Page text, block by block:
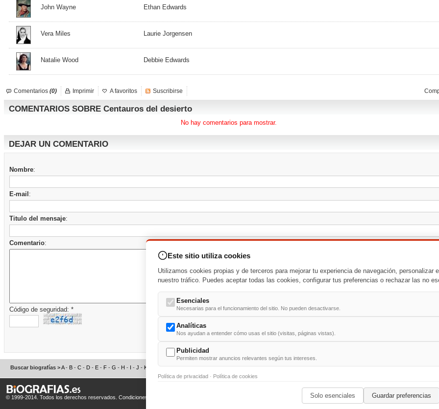
John Wayne Ethan Edwards
Vera Miles Laurie Jorgensen
Natalie Wood Debbie Edwards
Comentarios (0) Imprimir A favoritos Suscribirse
COMENTARIOS SOBRE Centauros del desierto
No hay comentarios para mostrar.
DEJAR UN COMENTARIO
Nombre:
E-mail :
Titulo del mensaje:
Comentario:
Código de seguridad: *
Buscar biografías >A- B - C - D - E - F - G - H - I - J - K M-N-O-P-Q-R-S-T-U-V-W-X-Y-Z
© 1999-2014. Todos los derechos reservados. Condiciones de uso
Este sitio utiliza cookies
Utilizamos cookies propias y de terceros para mejorar tu experiencia de navegación, personalizar
nuestro tráfico. Puedes aceptar todas las cookies, configurar tus preferencias o rechazar las no
Esenciales
Necesarias para el funcionamiento del sitio. No pueden desactivarse.
Analíticas
Nos ayudan a entender cómo usas el sitio (visitas, páginas vistas).
Publicidad
Permiten mostrar anuncios relevantes según tus intereses.
Política de privacidad · Política de cookies
Solo esenciales Guardar preferencias